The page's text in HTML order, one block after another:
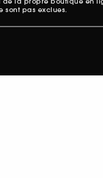
sont pas exclues.